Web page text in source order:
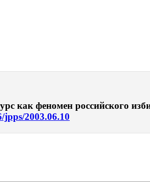
как феномен российского
jpps/2003.06.10